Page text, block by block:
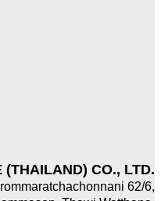
(THAILAND) CO., LTD.
62/6,